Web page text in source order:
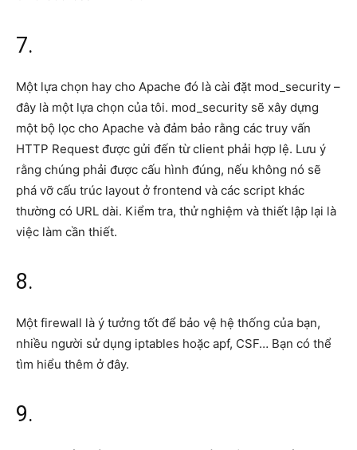
7.
Một lựa chọn hay cho Apache đó là cài đặt mod_security –
đây là một lựa chọn của tôi. mod_security sẽ xây dựng
một bộ lọc cho Apache và đảm bảo rằng các truy vấn
HTTP Request được gửi đến từ client phải hợp lệ. Lưu ý
rằng chúng phải được cấu hình đúng, nếu không nó sẽ
phá vỡ cấu trúc layout ở frontend và các script khác
thường có URL dài. Kiểm tra, thử nghiệm và thiết lập lại là
việc làm cần thiết.
8.
Một firewall là ý tưởng tốt để bảo vệ hệ thống của bạn,
nhiều người sử dụng iptables hoặc apf, CSF… Bạn có thể
tìm hiểu thêm ở đây.
9.